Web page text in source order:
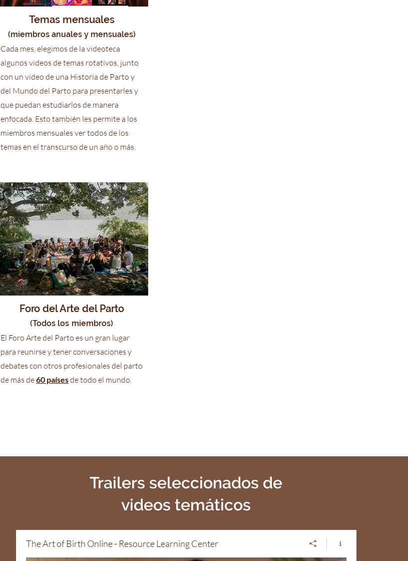
Temas mensuales
(miembros anuales y mensuales)
Cada mes, elegimos de la videoteca
algunos videos de temas rotativos, junto
con un video de una Historia de Parto y
del Mundo del Parto para presentarles y
que puedan estudiarlos de manera
enfocada. Esto también les permite a los
miembros mensuales ver todos de los
temas en el transcurso de un año o más.
Foro del Arte del Parto
(Todos los miembros)
El Foro Arte del Parto es un gran lugar
para reunirse y tener conversaciones y
debates con otros profesionales del parto
de más de60 paísesde todo el mundo.
Trailers seleccionados de
videos temáticos
The Art of Birth Online - Resource Learning Center